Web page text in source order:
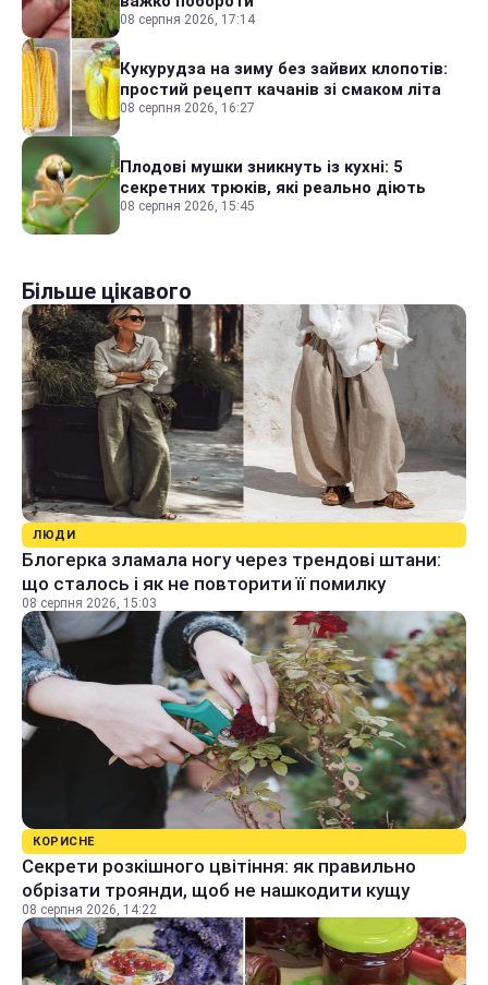
08 серпня 2026, 17:14
Кукурудза на зиму без зайвих клопотів:
простий рецепт качанів зі смаком літа
08 серпня 2026, 16:27
Плодові мушки зникнуть із кухні: 5
секретних трюків, які реально діють
08 серпня 2026, 15:45
Більше цікавого
ЛЮДИ
Блогерка зламала ногу через трендові штани:
що сталось і як не повторити її помилку
08 серпня 2026, 15:03
КОРИСНЕ
Секрети розкішного цвітіння: як правильно
обрізати троянди, щоб не нашкодити кущу
08 серпня 2026, 14:22